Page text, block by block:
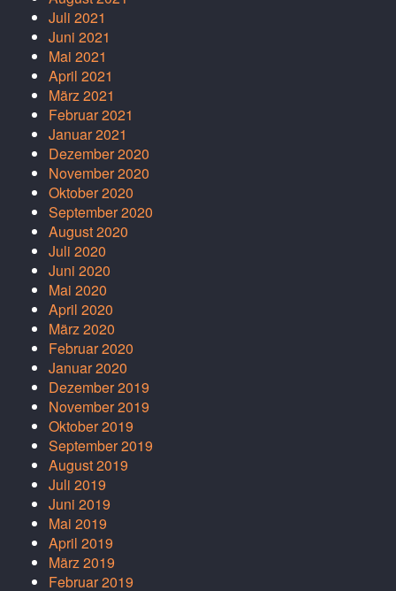
Juli 2021
Juni 2021
Mai 2021
April 2021
März 2021
Februar 2021
Januar 2021
Dezember 2020
November 2020
Oktober 2020
September 2020
August 2020
Juli 2020
Juni 2020
Mai 2020
April 2020
März 2020
Februar 2020
Januar 2020
Dezember 2019
November 2019
Oktober 2019
September 2019
August 2019
Juli 2019
Juni 2019
Mai 2019
April 2019
März 2019
Februar 2019